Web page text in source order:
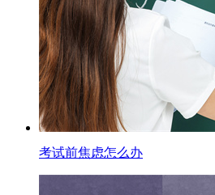
考试前焦虑怎么办